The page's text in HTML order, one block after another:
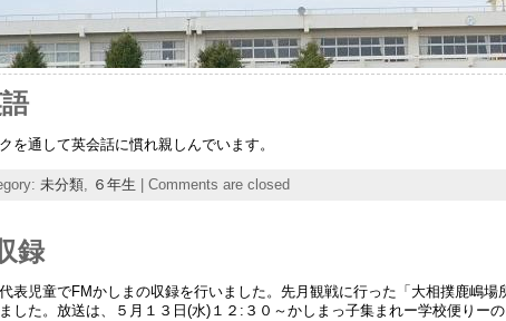
を通して英会話に慣れ親しんでいます。
未分類, ６年生 | Comments are closed
録
表児童でFMかしまの収録を行いました。先月観戦に行った「大相撲鹿嶋
した。放送は、５月１３日(水)１２:３０～かしまっ子集まれー学校便りーの